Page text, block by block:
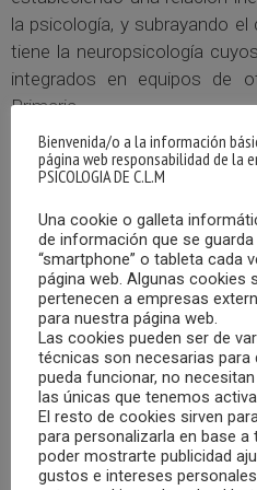
la psicología, y subrayando
tiene la neuropsicología
integrados en equipos de
Primaria.
Por su parte, la concejala de
Real y Efectiva del
Navarro, señaló que, desde
se debe reconocer el papel
los colegios profesionales y
en la promoción del
continua y en la defensa
rigurosa y comprometida con
Ponentes
La jornada contó con
Bienvenida/o a la información
página web responsabilidad de la
PSICOLOGIA DE C.L.M
Una cookie o galleta
de información que se
“smartphone” o tableta cada
página web. Algunas cookies
pertenecen a empresas
para nuestra página web.
Las cookies pueden ser de
técnicas son necesarias para
pueda funcionar, no
las únicas que tenemos
El resto de cookies sirven
para personalizarla en base
poder mostrarte publicidad
gustos e intereses